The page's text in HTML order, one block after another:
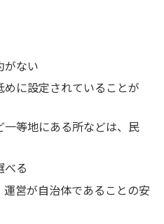
がない
に設定されていることが
一等地にある所などは、民
べる
営が自治体であることの安